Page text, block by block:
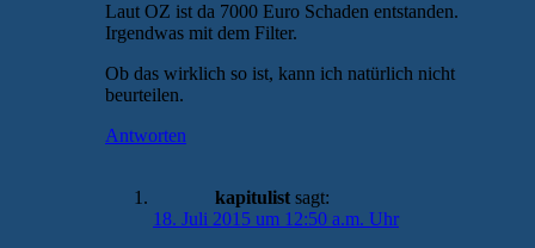
Laut OZ ist da 7000 Euro Schaden entstanden.
Irgendwas mit dem Filter.
Ob das wirklich so ist, kann ich natürlich nicht
beurteilen.
Antworten
kapitulist sagt:
18. Juli 2015 um 12:50 a.m. Uhr